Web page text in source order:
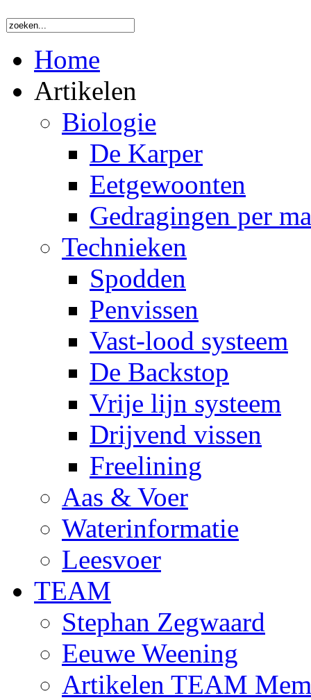
Home
Artikelen
Biologie
De Karper
Eetgewoonten
Gedragingen per
Technieken
Spodden
Penvissen
Vast-lood systeem
De Backstop
Vrije lijn systeem
Drijvend vissen
Freelining
Aas & Voer
Waterinformatie
Leesvoer
TEAM
Stephan Zegwaard
Eeuwe Weening
Artikelen TEAM